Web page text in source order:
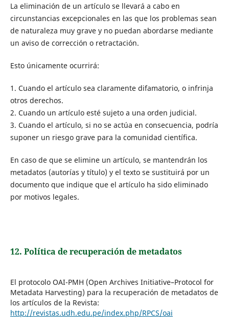
La eliminación de un artículo se llevará a cabo en
circunstancias excepcionales en las que los problemas sean
de naturaleza muy grave y no puedan abordarse mediante
un aviso de corrección o retractación.
Esto únicamente ocurrirá:
1. Cuando el artículo sea claramente difamatorio, o infrinja
otros derechos.
2. Cuando un artículo esté sujeto a una orden judicial.
3. Cuando el artículo, si no se actúa en consecuencia, podría
suponer un riesgo grave para la comunidad científica.
En caso de que se elimine un artículo, se mantendrán los
metadatos (autorías y título) y el texto se sustituirá por un
documento que indique que el artículo ha sido eliminado
por motivos legales.
12. Política de recuperación de metadatos
El protocolo OAI-PMH (Open Archives Initiative–Protocol for
Metadata Harvesting) para la recuperación de metadatos de
los artículos de la Revista:
http://revistas.udh.edu.pe/index.php/RPCS/oai